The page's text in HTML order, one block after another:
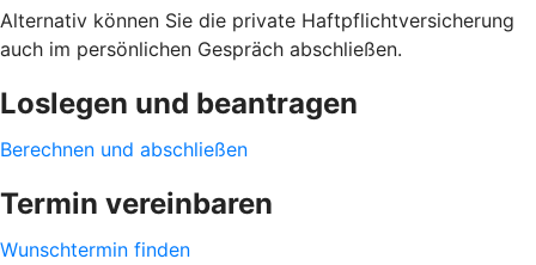
Alternativ können Sie die private Haftpflichtversicherung
auch im persönlichen Gespräch abschließen.
Loslegen und beantragen
Berechnen und abschließen
Termin vereinbaren
Wunschtermin finden